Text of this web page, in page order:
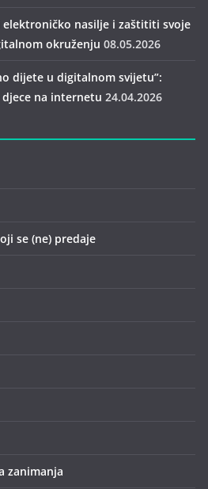
nasilje i zaštititi svoje
okruženju 08.05.2026
dijete u digitalnom svijetu”:
na internetu 24.04.2026
se (ne) predaje
zanimanja